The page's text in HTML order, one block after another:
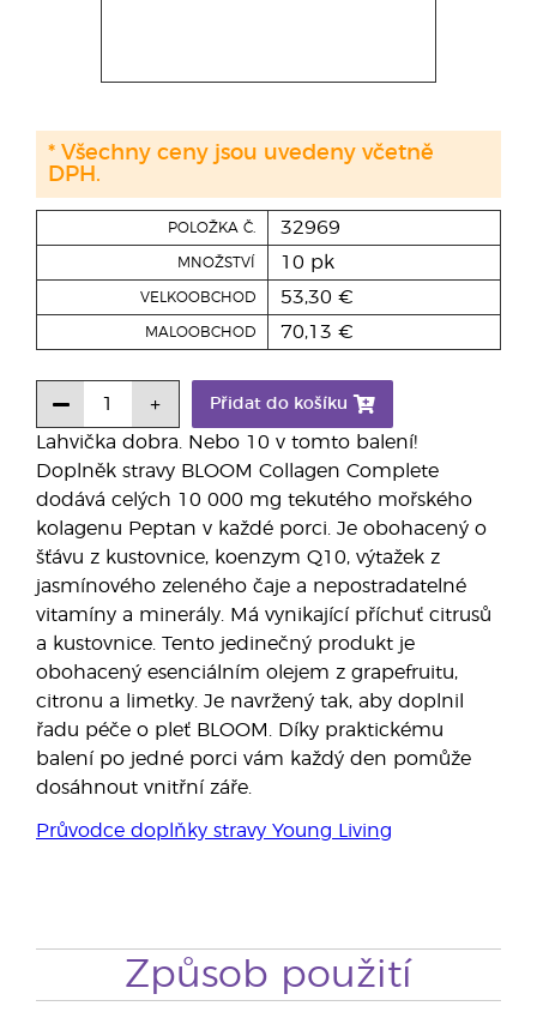
Lahvička dobra. Nebo 10 v tomto balení!
Doplněk stravy BLOOM Collagen Complete
dodává celých 10 000 mg tekutého mořského
kolagenu Peptan v každé porci. Je obohacený o
šťávu z kustovnice, koenzym Q10, výtažek z
jasmínového zeleného čaje a nepostradatelné
vitamíny a minerály. Má vynikající příchuť citrusů
a kustovnice. Tento jedinečný produkt je
obohacený esenciálním olejem z grapefruitu,
citronu a limetky. Je navržený tak, aby doplnil
řadu péče o pleť BLOOM. Díky praktickému
balení po jedné porci vám každý den pomůže
dosáhnout vnitřní záře.
Průvodce doplňky stravy Young Living
POLOŽKA Č. 32969
MNOŽSTVÍ 10 pk
VELKOOBCHOD 53,30 €
MALOOBCHOD 70,13 €
Přidat do košíku
* Všechny ceny jsou uvedeny včetně
DPH.
Způsob použití